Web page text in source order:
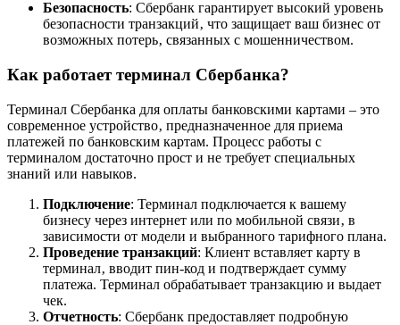
Безопасность: Сбербанк гарантирует высокий уровень
безопасности транзакций‚ что защищает ваш бизнес от
возможных потерь‚ связанных с мошенничеством.
Как работает терминал Сбербанка?
Терминал Сбербанка для оплаты банковскими картами – это
современное устройство‚ предназначенное для приема
платежей по банковским картам. Процесс работы с
терминалом достаточно прост и не требует специальных
знаний или навыков.
Подключение: Терминал подключается к вашему
бизнесу через интернет или по мобильной связи‚ в
зависимости от модели и выбранного тарифного плана.
Проведение транзакций: Клиент вставляет карту в
терминал‚ вводит пин-код и подтверждает сумму
платежа. Терминал обрабатывает транзакцию и выдает
чек.
Отчетность: Сбербанк предоставляет подробную